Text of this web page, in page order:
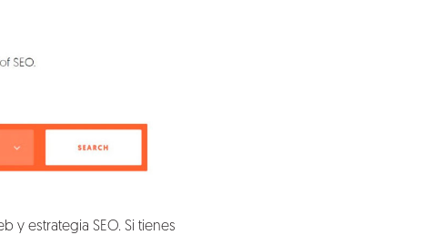
y estrategia SEO. Si tienes